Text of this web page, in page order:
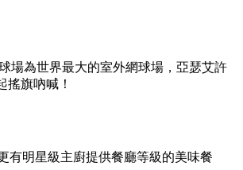
場為世界最大的室外網球場，亞瑟艾許
旗吶喊！
有明星級主廚提供餐廳等級的美味餐